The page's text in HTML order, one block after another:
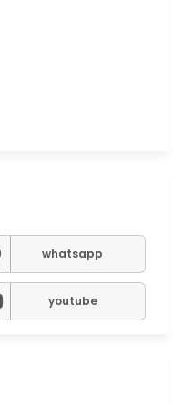
whatsapp
youtube